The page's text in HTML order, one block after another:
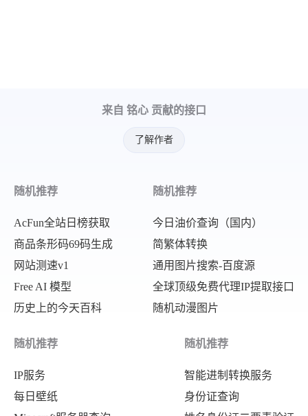
来自 铭心 贡献的接口
了解作者
随机推荐
AcFun全站日榜获取
商品条形码69码生成
网站测速v1
Free AI 模型
历史上的今天百科
随机推荐
今日油价查询（国内）
简繁体转换
通用图片搜索-百度源
全球顶级免费代理IP提取接口
随机动漫图片
随机推荐
IP服务
每日壁纸
随机推荐
智能进制转换服务
身份证查询